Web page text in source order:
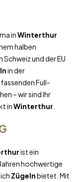
inWinterthur
halben
und der EU
in der
Full-
– wir sind Ihr
inWinterthur
ist ein
hochwertige
Zügelnbietet. Mit